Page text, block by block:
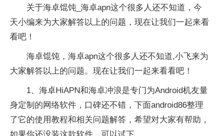
关于海卓馄饨_海卓apn这个很多人还不知道，今
天小编来为大家解答以上的问题，现在让我们一起来看
看吧！
海卓馄饨，海卓apn这个很多人还不知道,小飞来为
大家解答以上的问题。现在让我们一起来看看吧！
1、海卓HiAPN和海卓冲浪是专门为Android机友量
身定制的网络软件，口碑还不错，下面android86整理
了它的使用教程和相关问题解答，希望对大家有帮助，